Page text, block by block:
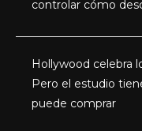
controlar cómo
Hollywood celebra
Pero el estudio
puede comprar